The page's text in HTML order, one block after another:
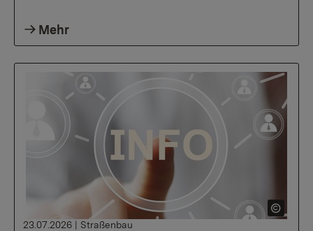
Mehr
23.07.2026 | Straßenbau